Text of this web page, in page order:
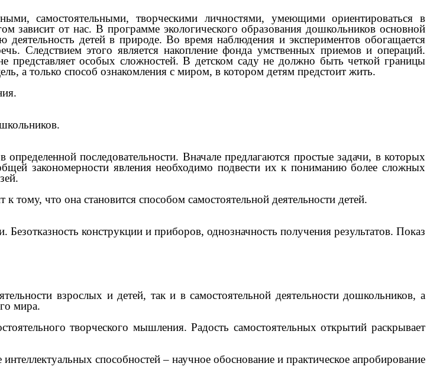
самостоятельными, творческими личностями, умеющими ориентироваться в
от нас. В программе экологического образования дошкольников основной
детей в природе. Во время наблюдения и экспериментов обогащается
Следствием этого является накопление фонда умственных приемов и операций.
представляет особых сложностей. В детском саду не должно быть четкой границы
а только способ ознакомления с миром, в котором детям предстоит жить.
последовательности. Вначале предлагаются простые задачи, в которых
закономерности явления необходимо подвести их к пониманию более сложных
тому, что она становится способом самостоятельной деятельности детей.
конструкции и приборов, однозначность получения результатов. Показ
взрослых и детей, так и в самостоятельной деятельности дошкольников, а
мира.
творческого мышления. Радость самостоятельных открытий раскрывает
способностей – научное обоснование и практическое апробирование